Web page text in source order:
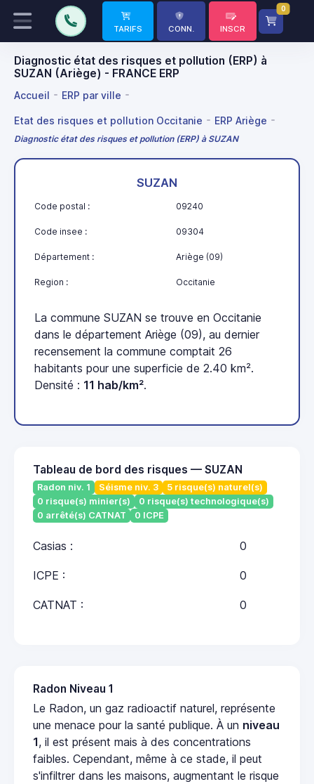
TARIFS CONN. INSCR
0
Diagnostic état des risques et pollution (ERP) à
SUZAN (Ariège) - FRANCE ERP
Accueil ERP par ville
Etat des risques et pollution Occitanie ERP Ariège
Diagnostic état des risques et pollution (ERP) à SUZAN
SUZAN
Code postal : 09240
Code insee : 09304
Département : Ariège (09)
Region : Occitanie
La commune SUZAN se trouve en Occitanie
dans le département Ariège (09), au dernier
recensement la commune comptait 26
habitants pour une superficie de 2.40 km².
Densité : 11 hab/km².
Tableau de bord des risques — SUZAN
Radon niv. 1 Séisme niv. 3
5 risque(s) naturel(s)
0 risque(s) minier(s)
0 risque(s) technologique(s)
0 arrêté(s) CATNAT
0 ICPE
Casias : 0
ICPE : 0
CATNAT : 0
Radon Niveau 1
Le Radon, un gaz radioactif naturel, représente
une menace pour la santé publique. À un niveau
1, il est présent mais à des concentrations
faibles. Cependant, même à ce stade, il peut
s'infiltrer dans les maisons, augmentant le risque